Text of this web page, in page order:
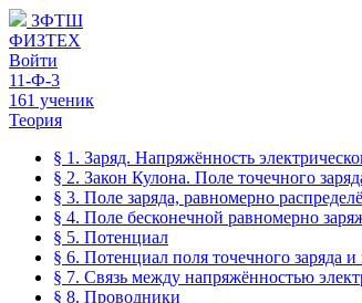
ЗФТШ
ФИЗТЕХ
Войти
11-Ф-3
161 ученик
Теория
§ 1. Заряд. Напряжённость
§ 2. Закон Кулона. Поле точечного
§ 3. Поле заряда, равномерно
§ 4. Поле бесконечной равномерно
§ 5. Потенциал
§ 6. Потенциал поля точечного заряда
§ 7. Связь между напряжённостью
§ 8. Проводники